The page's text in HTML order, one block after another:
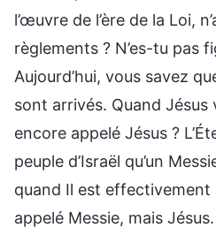
l’œuvre de l’ère de la Loi,
règlements ? N’es-tu pas
Aujourd’hui, vous savez
sont arrivés. Quand
encore appelé Jésus ?
peuple d’Israël qu’un
quand Il est effectivement
appelé Messie, mais